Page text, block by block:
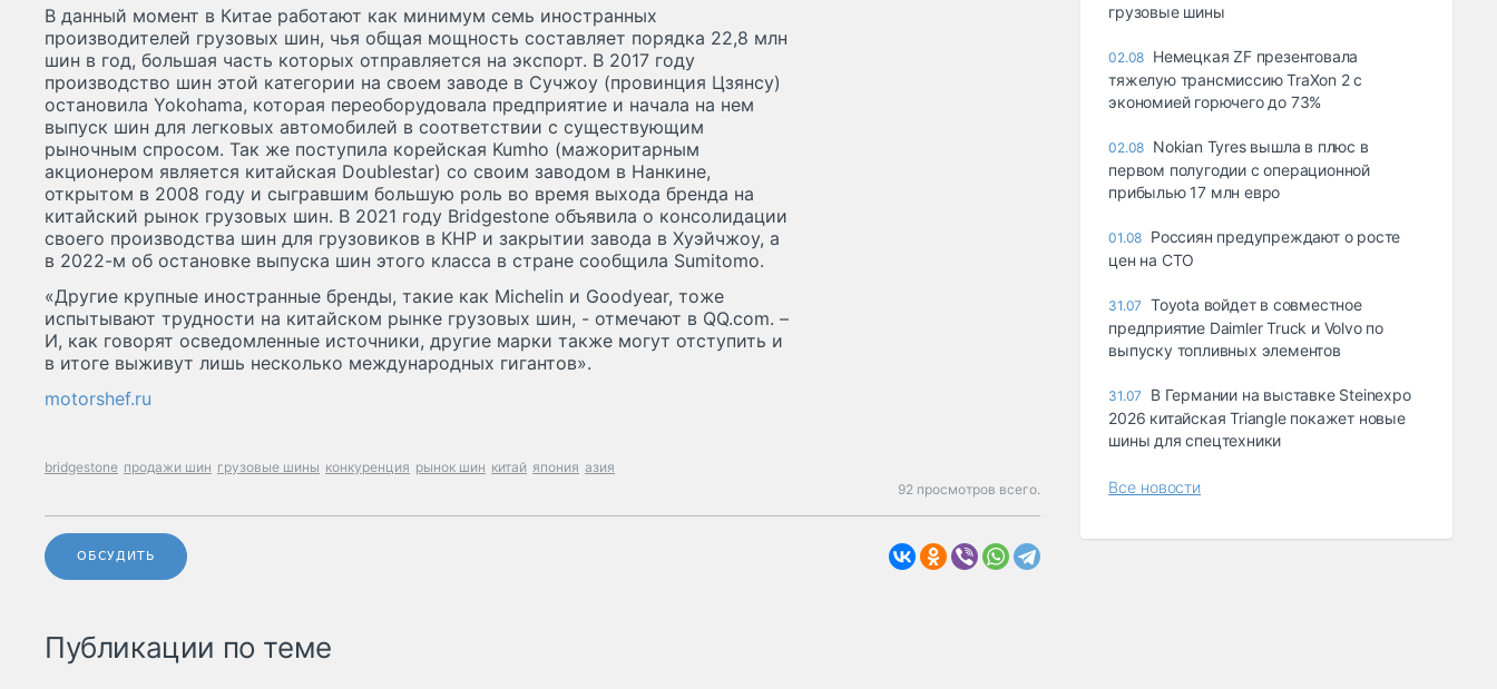
В данный момент в Китае работают как минимум семь иностранных
производителей грузовых шин, чья общая мощность составляет порядка 22,8 млн
шин в год, большая часть которых отправляется на экспорт. В 2017 году
производство шин этой категории на своем заводе в Сучжоу (провинция Цзянсу)
остановила Yokohama, которая переоборудовала предприятие и начала на нем
выпуск шин для легковых автомобилей в соответствии с существующим
рыночным спросом. Так же поступила корейская Kumho (мажоритарным
акционером является китайская Doublestar) со своим заводом в Нанкине,
открытом в 2008 году и сыгравшим большую роль во время выхода бренда на
китайский рынок грузовых шин. В 2021 году Bridgestone объявила о консолидации
своего производства шин для грузовиков в КНР и закрытии завода в Хуэйчжоу, а
в 2022-м об остановке выпуска шин этого класса в стране сообщила Sumitomo.
«Другие крупные иностранные бренды, такие как Michelin и Goodyear, тоже
испытывают трудности на китайском рынке грузовых шин, - отмечают в QQ.com. –
И, как говорят осведомленные источники, другие марки также могут отступить и
в итоге выживут лишь несколько международных гигантов».
motorshef.ru
bridgestone продажи шин грузовые шины конкуренция рынок шин китай япония азия
92 просмотров всего.
ОБСУДИТЬ
Публикации по теме
грузовые шины
02.08 Немецкая ZF презентовала
тяжелую трансмиссию TraXon 2 с
экономией горючего до 73%
02.08 Nokian Tyres вышла в плюс в
первом полугодии с операционной
прибылью 17 млн евро
01.08 Россиян предупреждают о росте
цен на СТО
31.07
Toyota войдет в совместное
предприятие Daimler Truck и Volvo по
выпуску топливных элементов
31.07
В Германии на выставке Steinexpo
2026 китайская Triangle покажет новые
шины для спецтехники
Все новости